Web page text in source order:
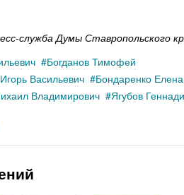
служба Думы Ставропольского
Богданов Тимофей
Васильевич
Бондаренко Елена
Владимирович
Ягубов